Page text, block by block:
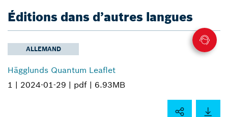
Éditions dans d’autres langues
ALLEMAND
Hägglunds Quantum Leaflet
1 | 2024-01-29 | pdf | 6.93MB